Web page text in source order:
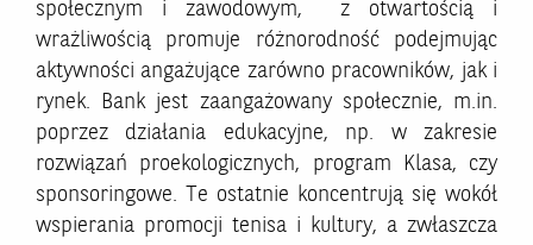
społecznym i zawodowym, z otwartością i
wrażliwością promuje różnorodność podejmując
aktywności angażujące zarówno pracowników, jak i
rynek. Bank jest zaangażowany społecznie, m.in.
poprzez działania edukacyjne, np. w zakresie
rozwiązań proekologicznych, program Klasa, czy
sponsoringowe. Te ostatnie koncentrują się wokół
wspierania promocji tenisa i kultury, a zwłaszcza